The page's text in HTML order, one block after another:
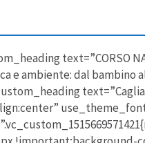
text=”CORSO
e ambiente: dal